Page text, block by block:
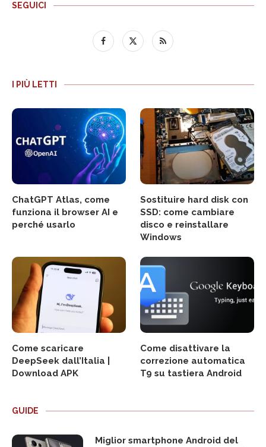
SEGUICI
I PIÙ LETTI
ChatGPT Atlas, come
funziona il browser AI e
perché usarlo
Sostituire hard disk con
SSD: come cambiare
disco e reinstallare
Windows
Come scaricare
DeepSeek dall’Italia |
Download APK
Come disattivare la
correzione automatica
T9 su tastiera Android
GUIDE
Miglior smartphone Android del